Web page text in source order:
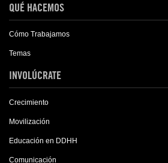
QUÉ HACEMOS
Cómo Trabajamos
Temas
INVOLÚCRATE
Crecimiento
Movilización
Educación en DDHH
Comunicación